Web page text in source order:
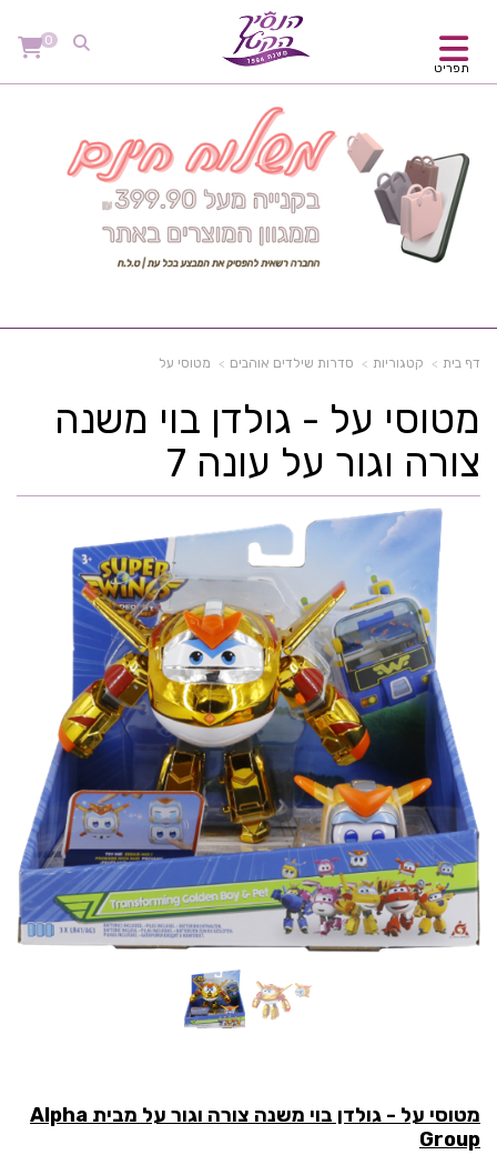
תפריט
0
דף בית קטגוריות סדרות שילדים אוהבים מטוסי על
מטוסי על - גולדן בוי משנה
צורה וגור על עונה 7
מטוסי על - גולדן בוי משנה צורה וגור על מבית Alpha
Group